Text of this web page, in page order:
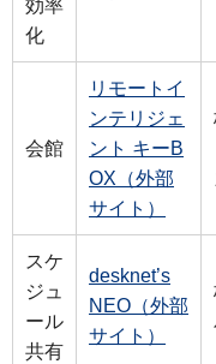
効率
化
会館
リモートイ
ンテリジェ
ント キーB
OX（外部
サイト）
スケ
ジュ
ール
共有
desknet’s
NEO（外部
サイト）